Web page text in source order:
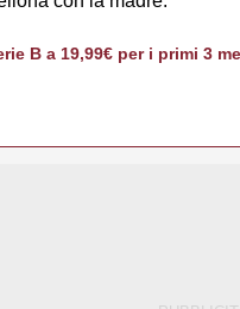
B a 19,99€ per i primi 3